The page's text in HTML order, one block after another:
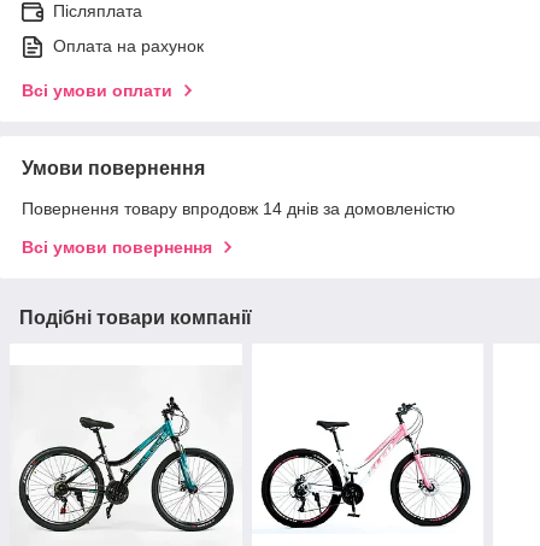
Післяплата
Оплата на рахунок
Всі умови оплати
Умови повернення
Повернення товару впродовж 14 днів за домовленістю
Всі умови повернення
Подібні товари компанії